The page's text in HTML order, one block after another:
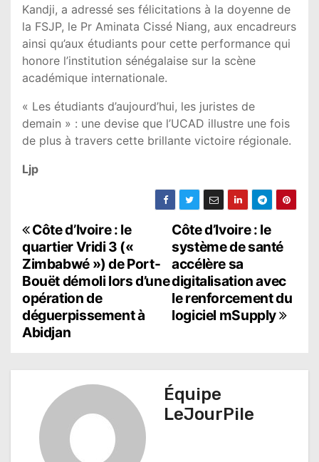
Kandji, a adressé ses félicitations à la doyenne de
la FSJP, le Pr Aminata Cissé Niang, aux encadreurs
ainsi qu’aux étudiants pour cette performance qui
honore l’institution sénégalaise sur la scène
académique internationale.
« Les étudiants d’aujourd’hui, les juristes de
demain » : une devise que l’UCAD illustre une fois
de plus à travers cette brillante victoire régionale.
Ljp
N
a
v
i
g
a
Côte d’Ivoire : le
système de santé
accélère sa
digitalisation avec
le renforcement du
logiciel mSupply
Côte d’Ivoire : le
quartier Vridi 3 («
Zimbabwé ») de Port-
Bouët démoli lors d’une
opération de
déguerpissement à
Abidjan
Équipe
LeJourPile